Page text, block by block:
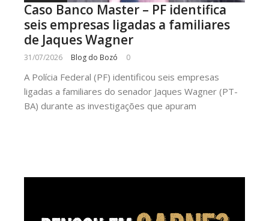
Caso Banco Master – PF identifica
seis empresas ligadas a familiares
de Jaques Wagner
31/07/2026 Blog do Bozó 0
A Polícia Federal (PF) identificou seis empresas
ligadas a familiares do senador Jaques Wagner (PT-
BA) durante as investigações que apuram